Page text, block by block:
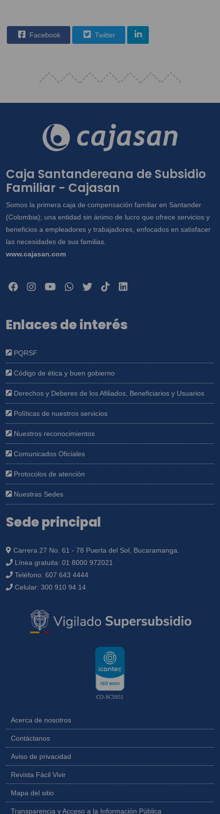
Facebook Twitter
Caja Santandereana de Subsidio
Familiar - Cajasan
Somos la primera caja de compensación familiar en Santander
(Colombia); una entidad sin ánimo de lucro que ofrece servicios y
beneficios a empleadores y trabajadores, enfocados en satisfacer
las necesidades de sus familias.
www.cajasan.com
Enlaces de interés
PQRSF
Código de ética y buen gobierno
Derechos y Deberes de los Afiliados, Beneficiarios y Usuarios
Políticas de nuestros servicios
Nuestros reconocimientos
Comunicados Oficiales
Protocolos de atención
Nuestras Sedes
Sede principal
Carrera 27 No. 61 - 78 Puerta del Sol, Bucaramanga.
Línea gratuita: 01 8000 972021
Teléfono: 607 643 4444
Celular: 300 910 94 14
CO-SC5951
Acerca de nosotros
Contáctanos
Aviso de privacidad
Revista Fácil Vivir
Mapa del sitio
Transparencia y Acceso a la Información Pública